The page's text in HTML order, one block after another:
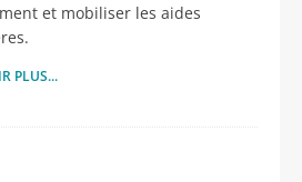
et mobiliser les aides
PLUS...